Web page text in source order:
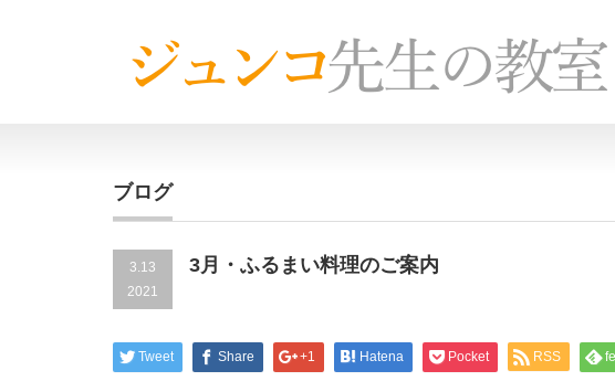
ブログ
3.13
2021
3月・ふるまい料理のご案内
Tweet Share +1 Hatena Pocket RSS